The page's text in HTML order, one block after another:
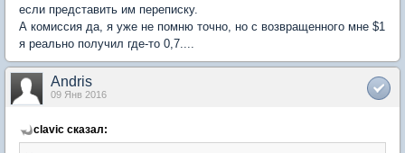
если представить им переписку.
А комиссия да, я уже не помню точно, но с возвращенного мне $1
я реально получил где-то 0,7....
Andris
09 Янв 2016
clavic сказал: